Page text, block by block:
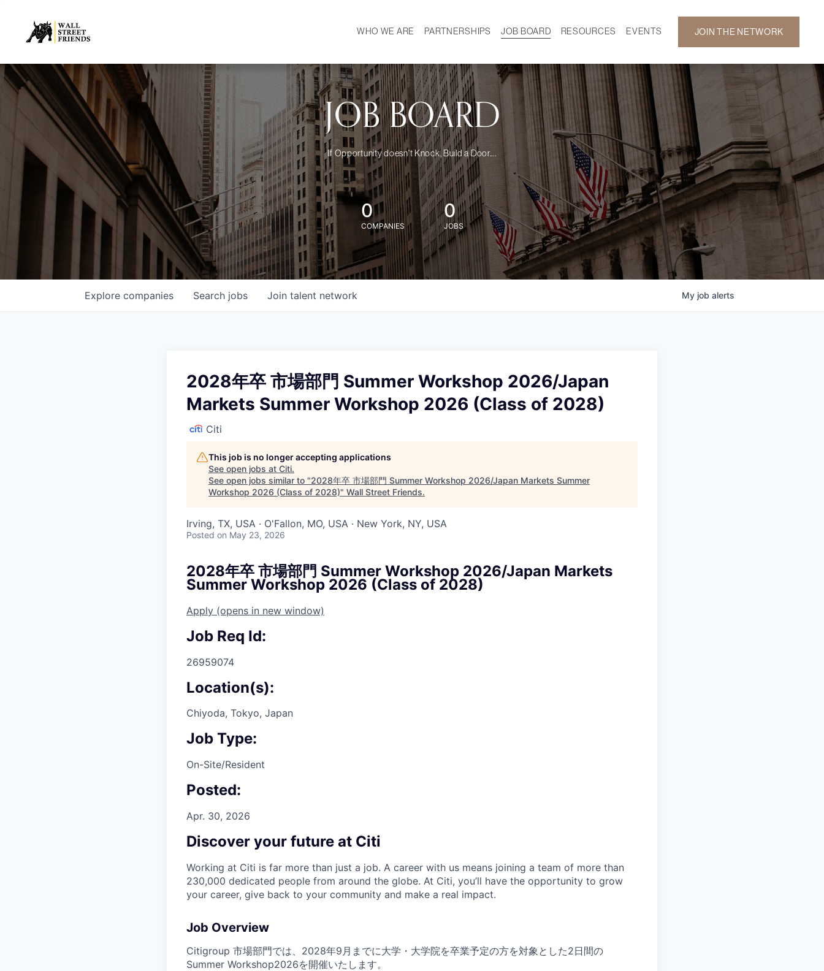
WHO WE ARE
MISSION
OUR TEAM
DEMOGRAPHICS
PARTNERSHIPS JOB BOARD
RESOURCES
CAREER DEVELOPMENT
NEWS
EVENTS
GALLERY
JOIN THE NETWORK
JOB BOARD
If Opportunity doesn't Knock, Build a Door....
0
COMPANIES
0
JOBS
Search jobs
Explore companies Join talent network My job alerts
2028年卒 市場部門 Summer Workshop 2026/Japan
Markets Summer Workshop 2026 (Class of 2028)
Citi
This job is no longer accepting applications
See open jobs at Citi.
See open jobs similar to "2028年卒 市場部門 Summer Workshop 2026/Japan Markets Summer
Workshop 2026 (Class of 2028)" Wall Street Friends.
Irving, TX, USA · O'Fallon, MO, USA · New York, NY, USA
Posted on May 23, 2026
2028年卒 市場部門 Summer Workshop 2026/Japan Markets
Summer Workshop 2026 (Class of 2028)
Apply (opens in new window)
Job Req Id:
26959074
Location(s):
Chiyoda, Tokyo, Japan
Job Type:
On-Site/Resident
Posted:
Apr. 30, 2026
Discover your future at Citi
Working at Citi is far more than just a job. A career with us means joining a team of more than
230,000 dedicated people from around the globe. At Citi, you’ll have the opportunity to grow
your career, give back to your community and make a real impact.
Job Overview
Citigroup 市場部門では、2028年9月までに大学・大学院を卒業予定の方を対象とした2日間の
Summer Workshop2026を開催いたします。